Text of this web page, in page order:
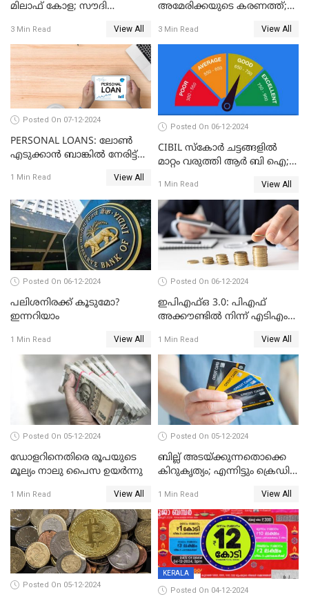
മിലാഫ് കോള; സൗദി
കോളയേക്കുറിച്ച് അറിയാം
3 Min Read View All
അമേരിക്കയുടെ കരണത്ത്;
3 Min Read View All
Posted On 07-12-2024
PERSONAL LOANS: ലോൺ
എടുക്കാൻ ബാങ്കിൽ നേരിട്ട്
ചെയ്തുകൂടേ?
1 Min Read View All
Posted On 06-12-2024
CIBIL സ്കോർ ചട്ടങ്ങളിൽ
മാറ്റം വരുത്തി ആർ ബി ഐ;
ലോൺ എടുത്തവരും
അറിഞ്ഞിരിക്കേണ്ട
കാര്യങ്ങൾ
1 Min Read View All
Posted On 06-12-2024
പലിശനിരക്ക് കൂടുമോ?
ഇന്നറിയാം
1 Min Read View All
Posted On 06-12-2024
ഇപിഎഫ്ഒ 3.0: പിഎഫ്
അക്കൗണ്ടിൽ നിന്ന് എടിഎം
1 Min Read View All
Posted On 05-12-2024
ഡോളറിനെതിരെ രൂപയുടെ
മൂല്യം നാലു പൈസ ഉയര്‍ന്നു
1 Min Read View All
Posted On 05-12-2024
ബില്ല് അടയ്ക്കുന്നതൊക്കെ
കിറുകൃത്യം; എന്നിട്ടും ക്രെഡിറ്റ്
കൂടുന്നില്ലേ? കാരണം ഇതാണ്
1 Min Read View All
Posted On 05-12-2024
KERALA
Posted On 04-12-2024